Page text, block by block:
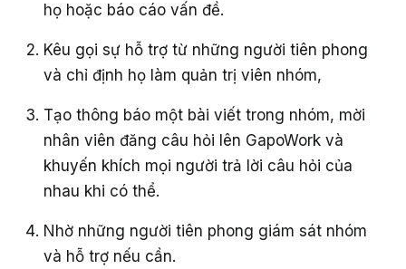
họ hoặc báo cáo vấn đề.
Kêu gọi sự hỗ trợ từ những người tiên phong
và chỉ định họ làm quản trị viên nhóm,
Tạo thông báo một bài viết trong nhóm, mời
nhân viên đăng câu hỏi lên GapoWork và
khuyến khích mọi người trả lời câu hỏi của
nhau khi có thể.
Nhờ những người tiên phong giám sát nhóm
và hỗ trợ nếu cần.